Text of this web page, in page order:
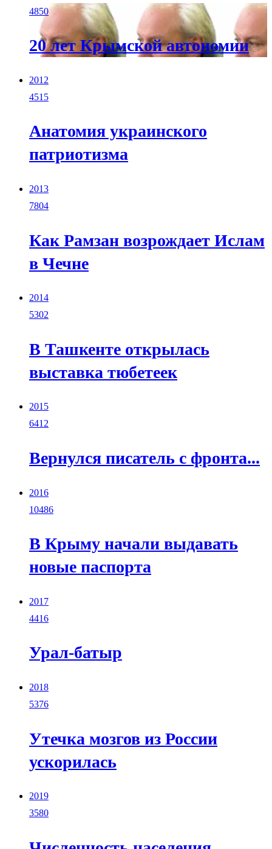
4850
20 лет Крымской автономии
2012
4515
Анатомия украинского
патриотизма
2013
7804
Как Рамзан возрождает Ислам
в Чечне
2014
5302
В Ташкенте открылась
выставка тюбетеек
2015
6412
Вернулся писатель с фронта...
2016
10486
В Крыму начали выдавать
новые паспорта
2017
4416
Урал-батыр
2018
5376
Утечка мозгов из России
ускорилась
2019
3580